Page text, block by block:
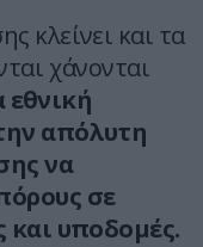
κλείνει και τα
χάνονται
εθνική
απόλυτη
να
σε
και υποδομές.